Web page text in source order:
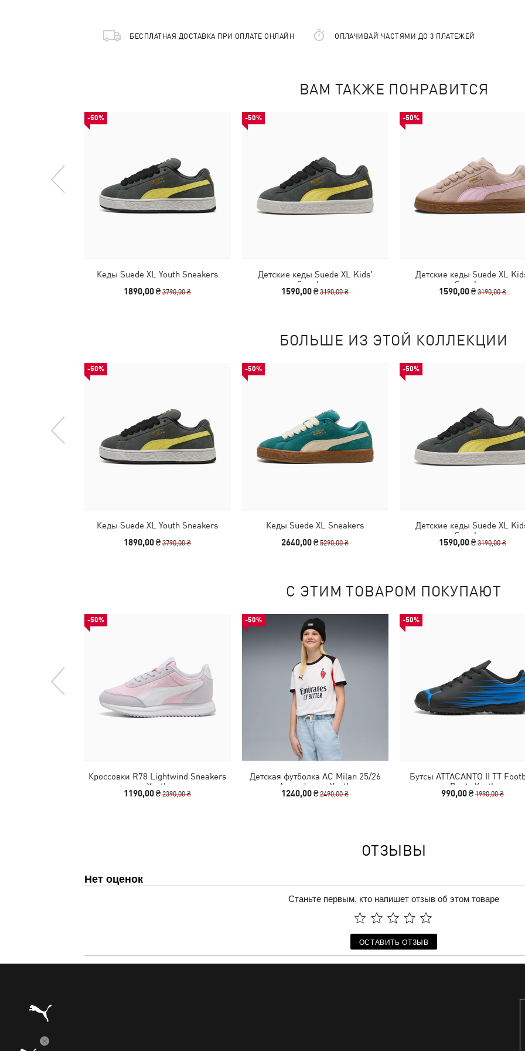
БЕСПЛАТНАЯ ДОСТАВКА ПРИ ОПЛАТЕ ОНЛАЙН ОПЛАЧИВАЙ ЧАСТЯМИ ДО 3 ПЛАТЕЖЕЙ
ВАМ ТАКЖЕ ПОНРАВИТСЯ
-50%
Кеды Suede XL Youth Sneakers
1890,00 ₴3790,00 ₴
-50%
Детские кеды Suede XL Kids'
Sneakers
1590,00 ₴3190,00 ₴
-50%
Детские кеды Suede XL
Sneakers
1590,00 ₴3190,00 ₴
БОЛЬШЕ ИЗ ЭТОЙ КОЛЛЕКЦИИ
-50%
Кеды Suede XL Youth Sneakers
1890,00 ₴3790,00 ₴
-50%
Кеды Suede XL Sneakers
2640,00 ₴5290,00 ₴
-50%
Детские кеды Suede XL
Sneakers
1590,00 ₴3190,00 ₴
С ЭТИМ ТОВАРОМ ПОКУПАЮТ
-50%
Кроссовки R78 Lightwind Sneakers
Youth
1190,00 ₴2390,00 ₴
-50%
Детская футболка AC Milan 25/26
Away Jersey Youth
1240,00 ₴2490,00 ₴
-50%
Бутсы ATTACANTO II TT
Boots Youth
990,00 ₴1990,00 ₴
ОТЗЫВЫ
Нет оценок
Станьте первым, кто напишет отзыв об этом товаре
ОСТАВИТЬ ОТЗЫВ